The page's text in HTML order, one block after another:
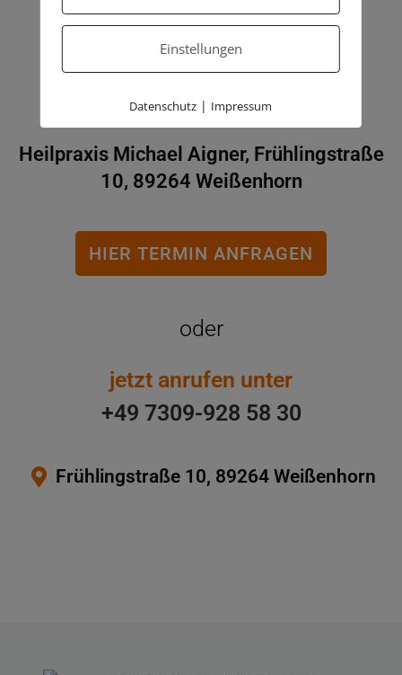
Heilpraxis Michael Aigner, Frühlingstraße
10, 89264 Weißenhorn
HIER TERMIN ANFRAGEN
oder
jetzt anrufen unter
+49 7309-928 58 30
Frühlingstraße 10, 89264 Weißenhorn
Einstellungen
Datenschutz | Impressum